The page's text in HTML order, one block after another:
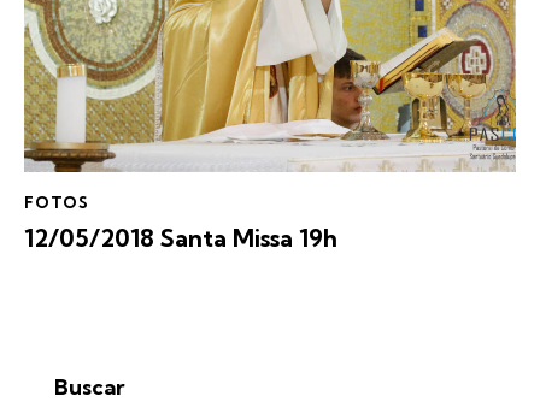
FOTOS
12/05/2018 Santa Missa 19h
Buscar